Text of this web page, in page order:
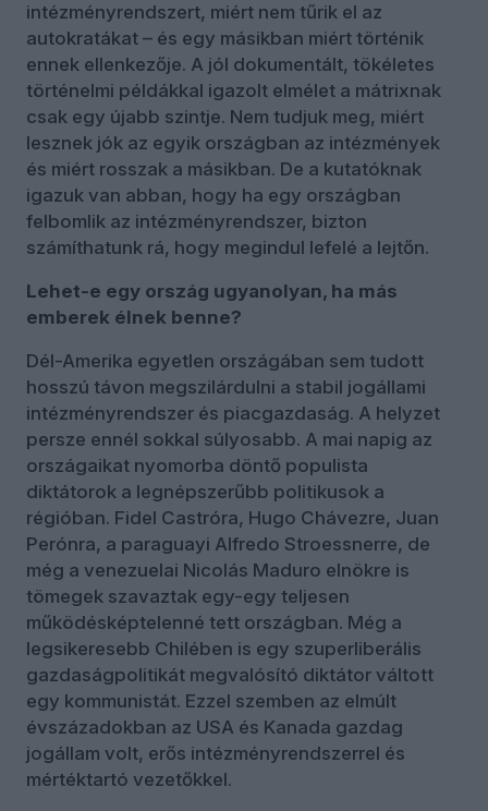
intézményrendszert, miért nem tűrik el az
autokratákat – és egy másikban miért történik
ennek ellenkezője. A jól dokumentált, tökéletes
történelmi példákkal igazolt elmélet a mátrixnak
csak egy újabb szintje. Nem tudjuk meg, miért
lesznek jók az egyik országban az intézmények
és miért rosszak a másikban. De a kutatóknak
igazuk van abban, hogy ha egy országban
felbomlik az intézményrendszer, bizton
számíthatunk rá, hogy megindul lefelé a lejtőn.
Lehet-e egy ország ugyanolyan, ha más
emberek élnek benne?
Dél-Amerika egyetlen országában sem tudott
hosszú távon megszilárdulni a stabil jogállami
intézményrendszer és piacgazdaság. A helyzet
persze ennél sokkal súlyosabb. A mai napig az
országaikat nyomorba döntő populista
diktátorok a legnépszerűbb politikusok a
régióban. Fidel Castróra, Hugo Chávezre, Juan
Perónra, a paraguayi Alfredo Stroessnerre, de
még a venezuelai Nicolás Maduro elnökre is
tömegek szavaztak egy-egy teljesen
működésképtelenné tett országban. Még a
legsikeresebb Chilében is egy szuperliberális
gazdaságpolitikát megvalósító diktátor váltott
egy kommunistát. Ezzel szemben az elmúlt
évszázadokban az USA és Kanada gazdag
jogállam volt, erős intézményrendszerrel és
mértéktartó vezetőkkel.